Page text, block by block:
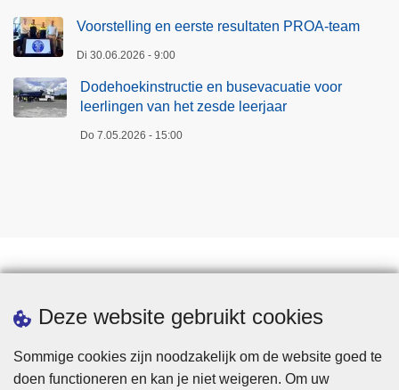
Deze website gebruikt cookies
Sommige cookies zijn noodzakelijk om de website goed te
doen functioneren en kan je niet weigeren. Om uw
Voorstelling en eerste resultaten PROA-team
Di 30.06.2026 - 9:00
Dodehoekinstructie en busevacuatie voor
leerlingen van het zesde leerjaar
Do 7.05.2026 - 15:00
Downloads